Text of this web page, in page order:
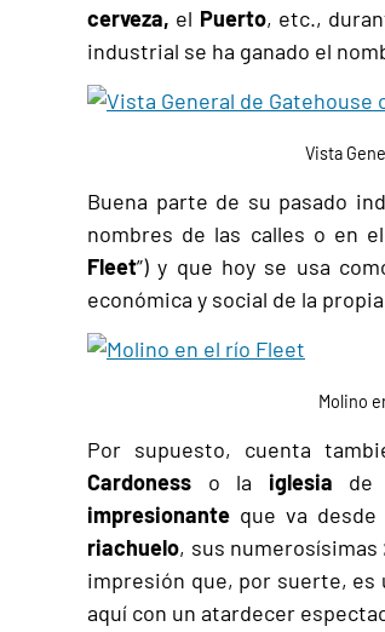
cerveza, el Puerto, etc.,
industrial se ha ganado el
Vista
Buena parte de su pasado
nombres de las calles o en el
Fleet”) y que hoy se usa
económica y social de la
Molino
Por supuesto, cuenta
Cardoness o la iglesia de
impresionante que va
riachuelo, sus numerosísimas
impresión que, por suerte, es
aquí con un atardecer